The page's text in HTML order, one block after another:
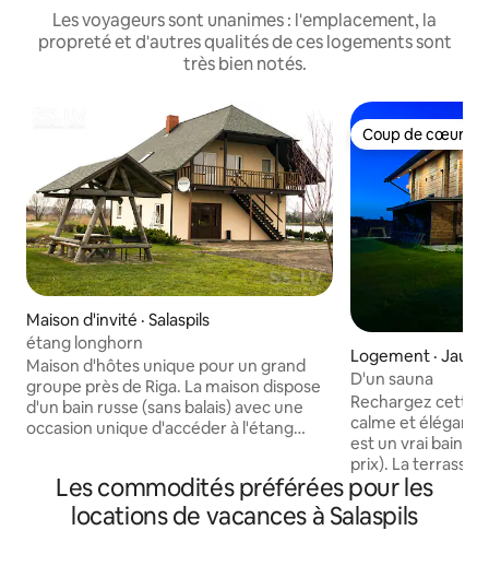
Les voyageurs sont unanimes : l'emplacement, la
propreté et d'autres qualités de ces logements sont
très bien notés.
Maison d'invité · Salaspils
étang longhorn
Maison d'hôtes unique pour un grand
groupe près de Riga. La maison dispose
d'un bain russe (sans balais) avec une
occasion unique d'accéder à l'étang
dans le montant. Le complexe est conçu
pour accueillir jusqu'à 30 personnes
pouvant accueillir 12 personnes. Le
Coup de cœur
Coup de cœur
Logement ·
D'un sauna
Rechargez cette
calme et
est un vrai bain
prix). La terrasse
spacieux
vacances parfaites. Cette
campagne est
Les commodités préférées pour les
locations de vacances à Salaspils